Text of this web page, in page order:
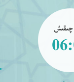
خَـٰلِدُونَ
قَالَ